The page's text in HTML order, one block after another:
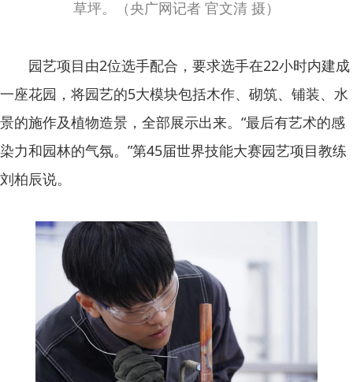
草坪。（央广网记者 官文清 摄）
园艺项目由2位选手配合，要求选手在22小时内建成
一座花园，将园艺的5大模块包括木作、砌筑、铺装、水
景的施作及植物造景，全部展示出来。“最后有艺术的感
染力和园林的气氛。”第45届世界技能大赛园艺项目教练
刘柏辰说。